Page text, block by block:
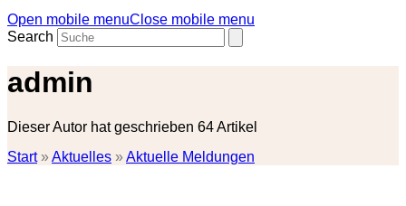
Open mobile menuClose mobile menu
Search
admin
Dieser Autor hat geschrieben 64 Artikel
Start»Aktuelles »Aktuelle Meldungen